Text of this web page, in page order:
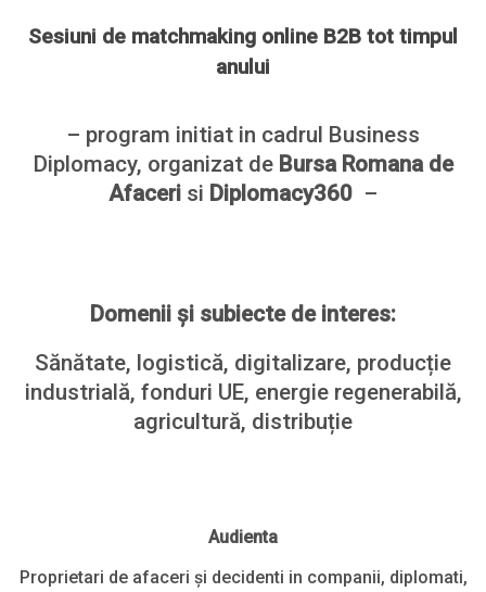
Sesiuni de matchmaking online B2B tot timpul
anului
– program initiat in cadrul Business
Diplomacy, organizat de Bursa Romana de
Afaceri si Diplomacy360 –
Domenii și subiecte de interes:
Sănătate, logistică, digitalizare, producție
industrială, fonduri UE, energie regenerabilă,
agricultură, distribuție
Audienta
Proprietari de afaceri și decidenti in companii, diplomati,